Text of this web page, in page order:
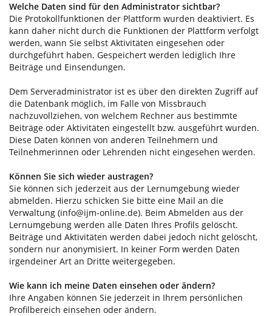
Welche Daten sind für den Administrator sichtbar?
Die Protokollfunktionen der Plattform wurden deaktiviert. Es
kann daher nicht durch die Funktionen der Plattform verfolgt
werden, wann Sie selbst Aktivitäten eingesehen oder
durchgeführt haben. Gespeichert werden lediglich Ihre
Beiträge und Einsendungen.
Dem Serveradministrator ist es über den direkten Zugriff auf
die Datenbank möglich, im Falle von Missbrauch
nachzuvollziehen, von welchem Rechner aus bestimmte
Beiträge oder Aktivitäten eingestellt bzw. ausgeführt wurden.
Diese Daten können von anderen Teilnehmern und
Teilnehmerinnen oder Lehrenden nicht eingesehen werden.
Können Sie sich wieder austragen?
Sie können sich jederzeit aus der Lernumgebung wieder
abmelden. Hierzu schicken Sie bitte eine Mail an die
Verwaltung (info@ijm-online.de). Beim Abmelden aus der
Lernumgebung werden alle Daten Ihres Profils gelöscht.
Beiträge und Aktivitäten werden dabei jedoch nicht gelöscht,
sondern nur anonymisiert. In keiner Form werden Daten
irgendeiner Art an Dritte weitergegeben.
Wie kann ich meine Daten einsehen oder ändern?
Ihre Angaben können Sie jederzeit in Ihrem persönlichen
Profilbereich einsehen oder ändern.